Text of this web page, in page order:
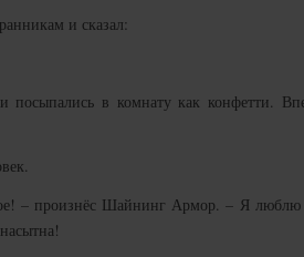
и сказал:
посыпались в комнату как конфетти.
– произнёс Шайнинг Армор. – Я люблю